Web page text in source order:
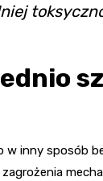
w inny sposób